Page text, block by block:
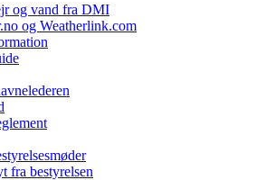
og vand fra DMI
og Weatherlink.com
fra bestyrelsen